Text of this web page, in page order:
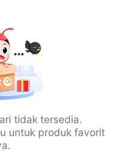
tidak tersedia.
untuk produk favorit